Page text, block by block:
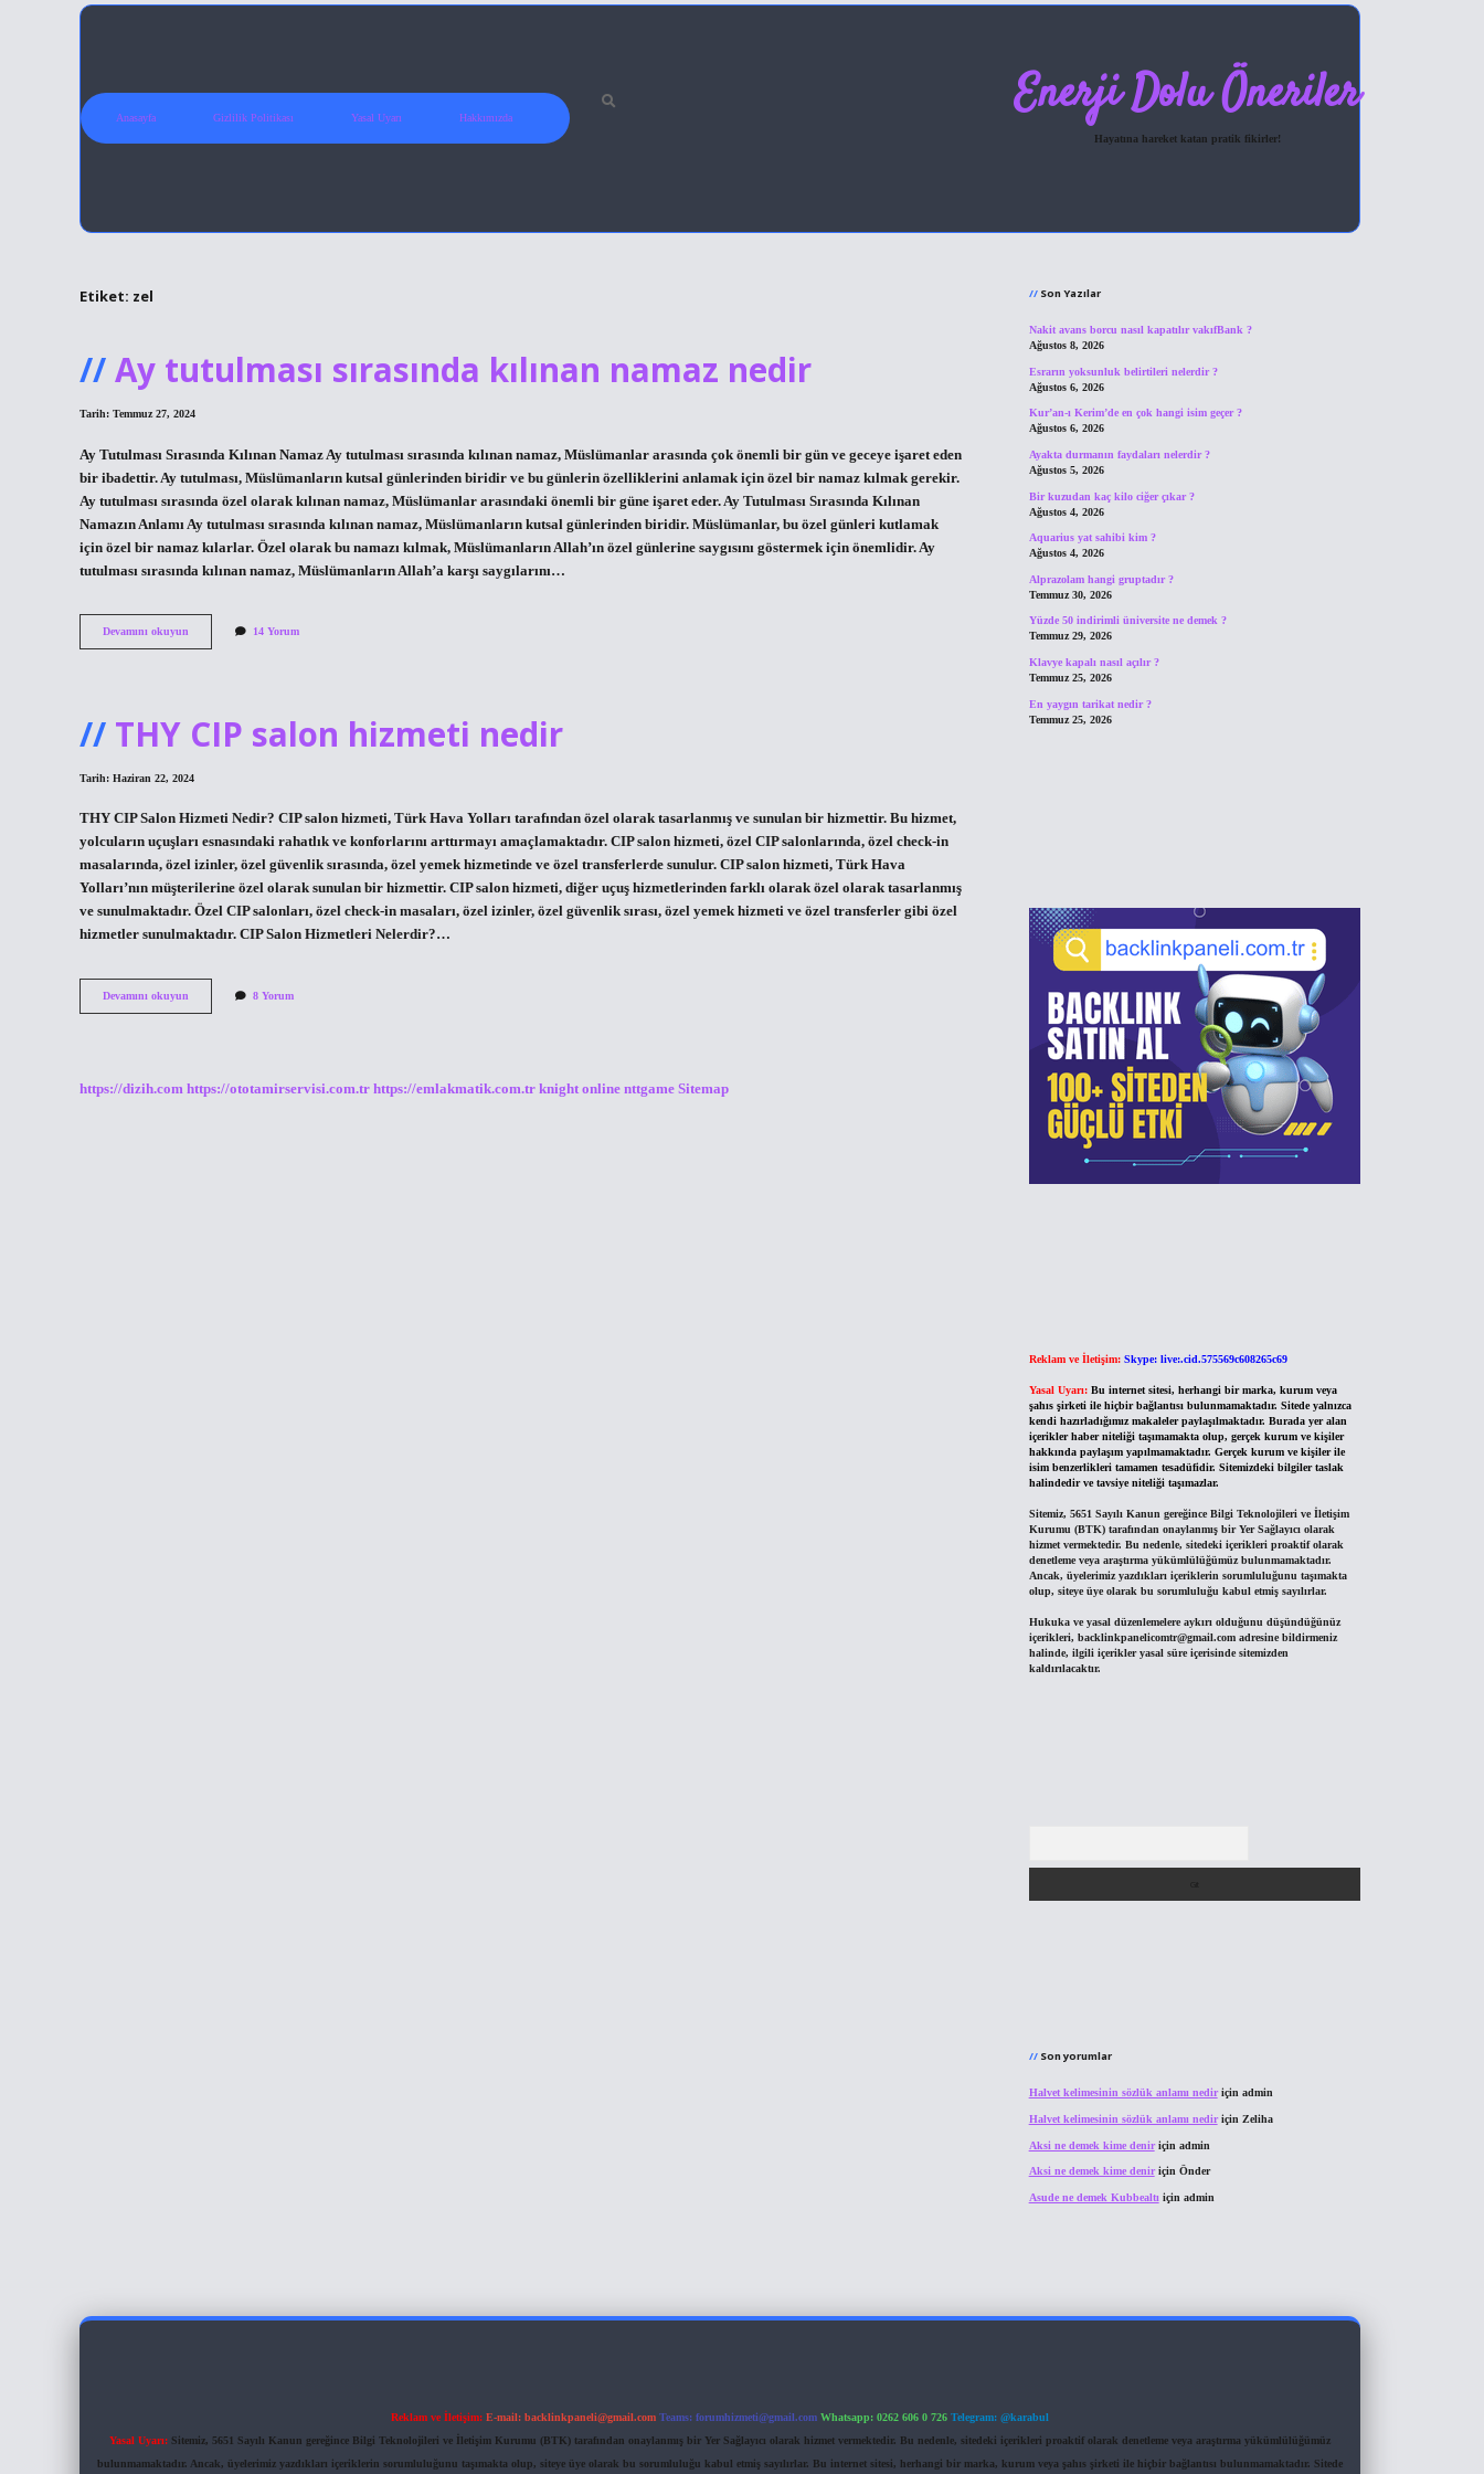
Anasayfa Gizlilik Politikası Yasal Uyarı Hakkımızda Enerji Dolu Öneriler
Hayatına hareket katan pratik fikirler!
Etiket: zel
Ay tutulması sırasında kılınan namaz nedir
Tarih: Temmuz 27, 2024
Ay Tutulması Sırasında Kılınan Namaz Ay tutulması sırasında kılınan namaz, Müslümanlar arasında çok önemli bir gün ve geceye işaret eden
bir ibadettir. Ay tutulması, Müslümanların kutsal günlerinden biridir ve bu günlerin özelliklerini anlamak için özel bir namaz kılmak gerekir.
Ay tutulması sırasında özel olarak kılınan namaz, Müslümanlar arasındaki önemli bir güne işaret eder. Ay Tutulması Sırasında Kılınan
Namazın Anlamı Ay tutulması sırasında kılınan namaz, Müslümanların kutsal günlerinden biridir. Müslümanlar, bu özel günleri kutlamak
için özel bir namaz kılarlar. Özel olarak bu namazı kılmak, Müslümanların Allah’ın özel günlerine saygısını göstermek için önemlidir. Ay
tutulması sırasında kılınan namaz, Müslümanların Allah’a karşı saygılarını…
Devamını okuyun
tutulması
14 Yorum
THY CIP salon hizmeti nedir
Tarih: Haziran 22, 2024
THY CIP Salon Hizmeti Nedir? CIP salon hizmeti, Türk Hava Yolları tarafından özel olarak tasarlanmış ve sunulan bir hizmettir. Bu hizmet,
yolcuların uçuşları esnasındaki rahatlık ve konforlarını arttırmayı amaçlamaktadır. CIP salon hizmeti, özel CIP salonlarında, özel check-in
masalarında, özel izinler, özel güvenlik sırasında, özel yemek hizmetinde ve özel transferlerde sunulur. CIP salon hizmeti, Türk Hava
Yolları’nın müşterilerine özel olarak sunulan bir hizmettir. CIP salon hizmeti, diğer uçuş hizmetlerinden farklı olarak özel olarak tasarlanmış
ve sunulmaktadır. Özel CIP salonları, özel check-in masaları, özel izinler, özel güvenlik sırası, özel yemek hizmeti ve özel transferler gibi özel
hizmetler sunulmaktadır. CIP Salon Hizmetleri Nelerdir?…
Devamını okuyun 8 Yorum
https://dizih.com https://ototamirservisi.com.tr https://emlakmatik.com.tr knight online nttgame Sitemap
Son Yazılar
Nakit avans borcu nasıl kapatılır vakıfBank ?
Ağustos 8, 2026
Esrarın yoksunluk belirtileri nelerdir ?
Ağustos 6, 2026
Kur’an-ı Kerim’de en çok hangi isim geçer ?
Ağustos 6, 2026
Ayakta durmanın faydaları nelerdir ?
Ağustos 5, 2026
Bir kuzudan kaç kilo ciğer çıkar ?
Ağustos 4, 2026
Aquarius yat sahibi kim ?
Ağustos 4, 2026
Alprazolam hangi gruptadır ?
Temmuz 30, 2026
Yüzde 50 indirimli üniversite ne demek ?
Temmuz 29, 2026
Klavye kapalı nasıl açılır ?
Temmuz 25, 2026
En yaygın tarikat nedir ?
Temmuz 25, 2026
Reklam ve İletişim: Skype: live:.cid.575569c608265c69
Yasal Uyarı: Bu internet sitesi, herhangi bir marka, kurum veya
şahıs şirketi ile hiçbir bağlantısı bulunmamaktadır. Sitede yalnızca
kendi hazırladığımız makaleler paylaşılmaktadır. Burada yer alan
içerikler haber niteliği taşımamakta olup, gerçek kurum ve kişiler
hakkında paylaşım yapılmamaktadır. Gerçek kurum ve kişiler ile
isim benzerlikleri tamamen tesadüfidir. Sitemizdeki bilgiler taslak
halindedir ve tavsiye niteliği taşımazlar.
Sitemiz, 5651 Sayılı Kanun gereğince Bilgi Teknolojileri ve İletişim
Kurumu (BTK) tarafından onaylanmış bir Yer Sağlayıcı olarak
hizmet vermektedir. Bu nedenle, sitedeki içerikleri proaktif olarak
denetleme veya araştırma yükümlülüğümüz bulunmamaktadır.
Ancak, üyelerimiz yazdıkları içeriklerin sorumluluğunu taşımakta
olup, siteye üye olarak bu sorumluluğu kabul etmiş sayılırlar.
Hukuka ve yasal düzenlemelere aykırı olduğunu düşündüğünüz
içerikleri, backlinkpanelicomtr@gmail.comadresine bildirmeniz
halinde, ilgili içerikler yasal süre içerisinde sitemizden
kaldırılacaktır.
Son yorumlar
Halvet kelimesinin sözlük anlamı nediriçin admin
Halvet kelimesinin sözlük anlamı nediriçin Zeliha
Aksi ne demek kime deniriçin admin
Aksi ne demek kime deniriçin Önder
Asude ne demek Kubbealtı için admin
Reklam ve İletişim: E-mail: backlinkpaneli@gmail.com Teams: forumhizmeti@gmail.com Whatsapp: 0262 606 0 726 Telegram: @karabul
Yasal Uyarı: Sitemiz, 5651 Sayılı Kanun gereğince Bilgi Teknolojileri ve İletişim Kurumu (BTK) tarafından onaylanmış bir Yer Sağlayıcı olarak hizmet vermektedir. Bu nedenle, sitedeki içerikleri proaktif olarak denetleme veya araştırma yükümlülüğümüz
bulunmamaktadır. Ancak, üyelerimiz yazdıkları içeriklerin sorumluluğunu taşımakta olup, siteye üye olarak bu sorumluluğu kabul etmiş sayılırlar. Bu internet sitesi, herhangi bir marka, kurum veya şahıs şirketi ile hiçbir bağlantısı bulunmamaktadır. Sitede